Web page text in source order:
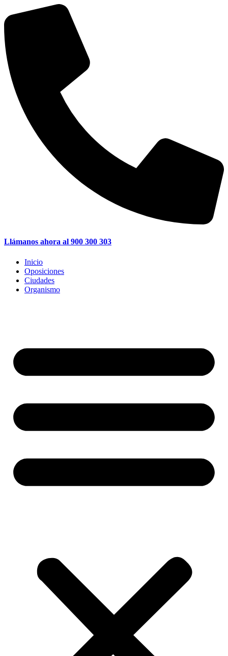
al
contenido
Llámanos ahora al 900 300 303
Inicio
Oposiciones
Ciudades
Organismo